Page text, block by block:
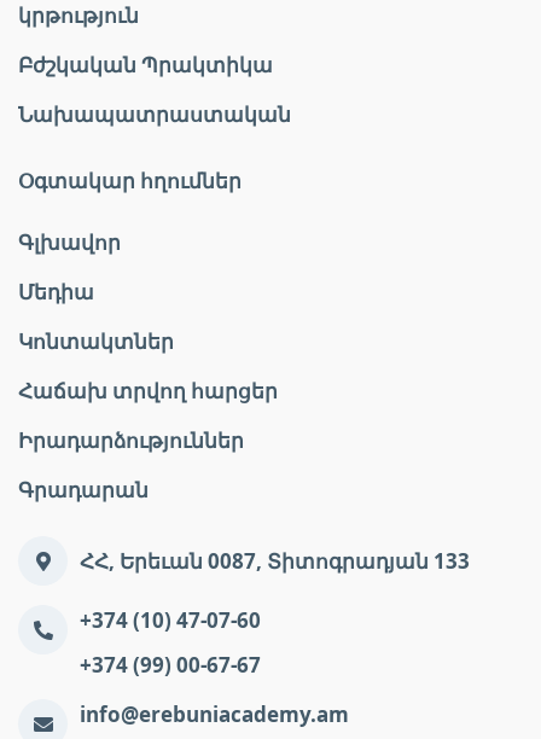
կրթություն
Բժշկական Պրակտիկա
Նախապատրաստական
Օգտակար հղումներ
Գլխավոր
Մեդիա
Կոնտակտներ
Հաճախ տրվող հարցեր
Իրադարձություններ
Գրադարան
ՀՀ, Երեւան 0087, Տիտոգրադյան 133
+374 (10) 47-07-60
+374 (99) 00-67-67
info@erebuniacademy.am